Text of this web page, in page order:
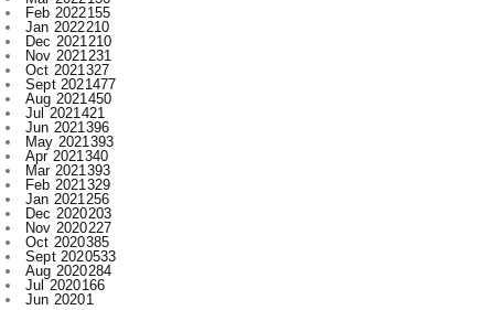
Feb 2022155
Jan 2022210
Dec 2021210
Nov 2021231
Oct 2021327
Sept 2021477
Aug 2021450
Jul 2021421
Jun 2021396
May 2021393
Apr 2021340
Mar 2021393
Feb 2021329
Jan 2021256
Dec 2020203
Nov 2020227
Oct 2020385
Sept 2020533
Aug 2020284
Jul 2020166
Jun 20201